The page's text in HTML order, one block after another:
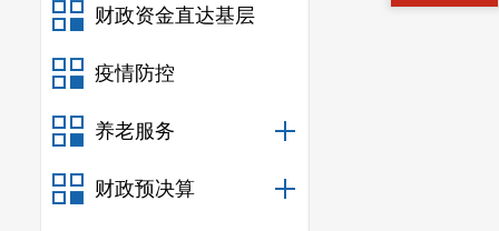
财政资金直达基层
疫情防控
养老服务
财政预决算